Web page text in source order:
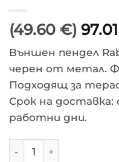
(49.60 €) 97.01
Външен пендел
черен от метал.
Подходящ за
Срок на доставка:
работни дни.
количество за